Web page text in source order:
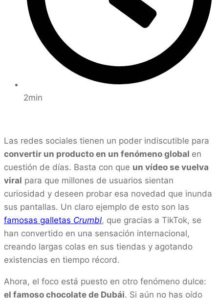
2min
Las redes sociales tienen un poder indiscutible para
convertir un producto en un fenómeno global en
cuestión de días. Basta con que un vídeo se vuelva
viral para que millones de usuarios sientan
curiosidad y deseen probar esa novedad que inunda
sus pantallas. Un claro ejemplo de esto son las
famosas galletas Crumbl, que gracias a TikTok, se
han convertido en una sensación internacional,
creando largas colas en sus tiendas y agotando
existencias en tiempo récord.
Ahora, el foco está puesto en otro fenómeno dulce:
el famoso chocolate de Dubái. Si aún no has oído